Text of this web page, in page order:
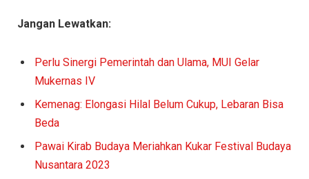
Jangan Lewatkan:
Perlu Sinergi Pemerintah dan Ulama, MUI Gelar
Mukernas IV
Kemenag: Elongasi Hilal Belum Cukup, Lebaran Bisa
Beda
Pawai Kirab Budaya Meriahkan Kukar Festival Budaya
Nusantara 2023